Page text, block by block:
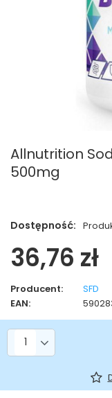
Allnutrition
500mg
Dostępność:
36,76 zł
Producent:
SFD
EAN:
Liczba produktów